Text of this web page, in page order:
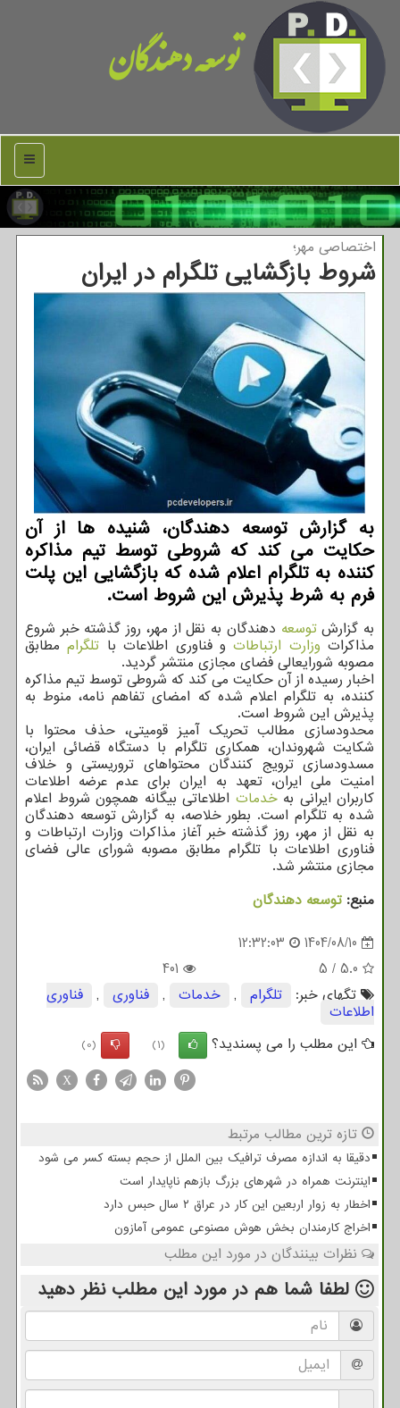
توسعه دهندگان
منو
اختصاصی مهر؛
شروط بازگشایی تلگرام در ایران
به گزارش توسعه دهندگان، شنیده ها از آن
حکایت می کند که شروطی توسط تیم مذاکره
کننده به تلگرام اعلام شده که بازگشایی این پلت
فرم به شرط پذیرش این شروط است.
به گزارشتوسعه دهندگان به نقل از مهر، روز گذشته خبر شروع
مذاکرات وزارت ارتباطاتو فناوری اطلاعات با تلگراممطابق
مصوبه شورایعالی فضای مجازی منتشر گردید.
اخبار رسیده از آن حکایت می کند که شروطی توسط تیم مذاکره
کننده، به تلگرام اعلام شده که امضای تفاهم نامه، منوط به
پذیرش این شروط است.
محدودسازی مطالب تحریک آمیز قومیتی، حذف محتوا با
شکایت شهروندان، همکاری تلگرام با دستگاه قضائی ایران،
مسدودسازی ترویج کنندگان محتواهای تروریستی و خلاف
امنیت ملی ایران، تعهد به ایران برای عدم عرضه اطلاعات
کاربران ایرانی بهخدمات اطلاعاتی بیگانه همچون شروط اعلام
شده به تلگرام است. بطور خلاصه، به گزارش توسعه دهندگان
به نقل از مهر، روز گذشته خبر آغاز مذاکرات وزارت ارتباطات و
فناوری اطلاعات با تلگرام مطابق مصوبه شورای عالی فضای
مجازی منتشر شد.
منبع: توسعه دهندگان
1404/08/10
12:32:03
5.0
/
5
401
تگهای خبر:
تلگرام , خدمات , فناوری , فناوری
اطلاعات
این مطلب را می پسندید؟
(1)
(0)
X
تازه ترین مطالب مرتبط
دقیقا به اندازه مصرف ترافیک بین الملل از حجم بسته کسر می شود
اینترنت همراه در شهرهای بزرگ بازهم ناپایدار است
اخطار به زوار اربعین این کار در عراق ۲ سال حبس دارد
اخراج کارمندان بخش هوش مصنوعی عمومی آمازون
نظرات بینندگان در مورد این مطلب
لطفا شما هم در مورد این مطلب نظر دهید